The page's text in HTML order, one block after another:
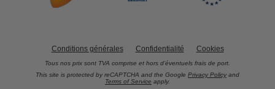
Conditions générales Confidentialité Cookies
Tous nos prix sont TVA comprise et hors d’éventuels frais de port.
This site is protected by reCAPTCHA and the Google Privacy Policy and
Terms of Service apply.